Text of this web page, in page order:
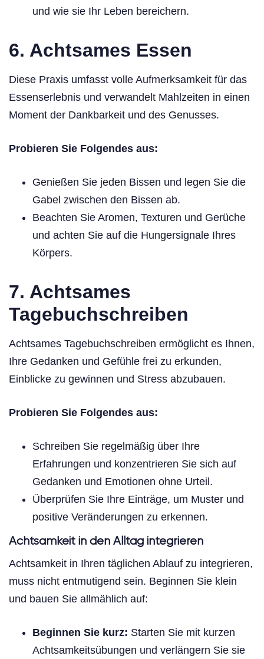
und wie sie Ihr Leben bereichern.
6. Achtsames Essen
Diese Praxis umfasst volle Aufmerksamkeit für das
Essenserlebnis und verwandelt Mahlzeiten in einen
Moment der Dankbarkeit und des Genusses.
Probieren Sie Folgendes aus:
Genießen Sie jeden Bissen und legen Sie die
Gabel zwischen den Bissen ab.
Beachten Sie Aromen, Texturen und Gerüche
und achten Sie auf die Hungersignale Ihres
Körpers.
7. Achtsames
Tagebuchschreiben
Achtsames Tagebuchschreiben ermöglicht es Ihnen,
Ihre Gedanken und Gefühle frei zu erkunden,
Einblicke zu gewinnen und Stress abzubauen.
Probieren Sie Folgendes aus:
Schreiben Sie regelmäßig über Ihre
Erfahrungen und konzentrieren Sie sich auf
Gedanken und Emotionen ohne Urteil.
Überprüfen Sie Ihre Einträge, um Muster und
positive Veränderungen zu erkennen.
Achtsamkeit in den Alltag integrieren
Achtsamkeit in Ihren täglichen Ablauf zu integrieren,
muss nicht entmutigend sein. Beginnen Sie klein
und bauen Sie allmählich auf:
Beginnen Sie kurz: Starten Sie mit kurzen
Achtsamkeitsübungen und verlängern Sie sie